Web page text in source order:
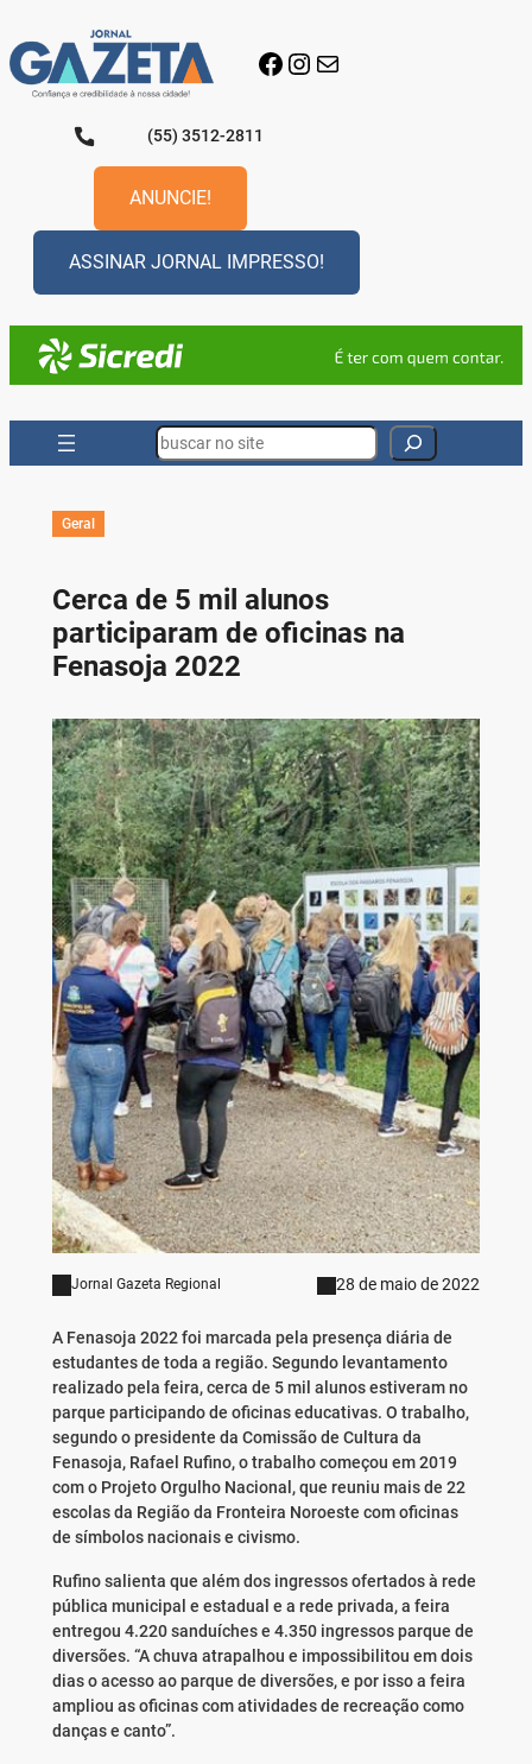
para
o
conteúdo
Facebook
Instagram
E-mail
(55) 3512-2811
ANUNCIE!
ASSINAR JORNAL IMPRESSO!
Search
Geral
Cerca de 5 mil alunos
participaram de oficinas na
Fenasoja 2022
Jornal Gazeta Regional 28 de maio de 2022
A Fenasoja 2022 foi marcada pela presença diária de
estudantes de toda a região. Segundo levantamento
realizado pela feira, cerca de 5 mil alunos estiveram no
parque participando de oficinas educativas. O trabalho,
segundo o presidente da Comissão de Cultura da
Fenasoja, Rafael Rufino, o trabalho começou em 2019
com o Projeto Orgulho Nacional, que reuniu mais de 22
escolas da Região da Fronteira Noroeste com oficinas
de símbolos nacionais e civismo.
Rufino salienta que além dos ingressos ofertados à rede
pública municipal e estadual e a rede privada, a feira
entregou 4.220 sanduíches e 4.350 ingressos parque de
diversões. “A chuva atrapalhou e impossibilitou em dois
dias o acesso ao parque de diversões, e por isso a feira
ampliou as oficinas com atividades de recreação como
danças e canto”.